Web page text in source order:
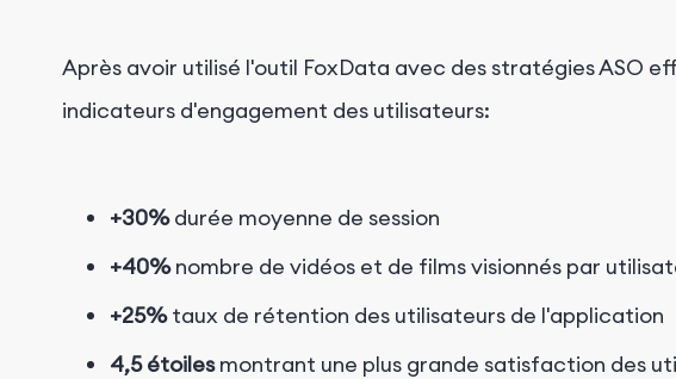
Après avoir utilisé l'outil FoxData avec des stratégies ASO
indicateurs d'engagement des utilisateurs:
+30%durée moyenne de session
+40%nombre de vidéos et de films visionnés par
+25%taux de rétention des utilisateurs de l'application
4,5 étoilesmontrant une plus grande satisfaction des